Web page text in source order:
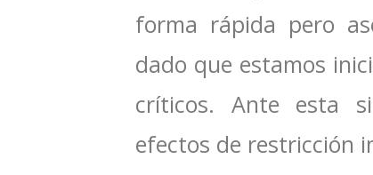
forma rápida pero
dado que estamos
críticos. Ante esta
efectos de restricción